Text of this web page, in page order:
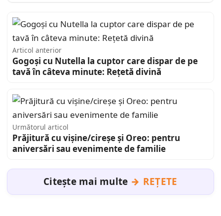
Articol anterior
Gogoși cu Nutella la cuptor care dispar de pe
tavă în câteva minute: Rețetă divină
Următorul articol
Prăjitură cu vișine/cireșe și Oreo: pentru
aniversări sau evenimente de familie
Citește mai multe REȚETE